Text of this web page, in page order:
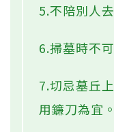
5.不陪別人
6.掃墓時不
7.切忌墓丘
用鐮刀為宜。